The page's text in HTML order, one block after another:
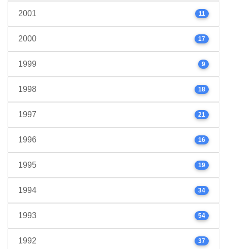
2001 11
2000 17
1999 9
1998 18
1997 21
1996 16
1995 19
1994 34
1993 54
1992 37